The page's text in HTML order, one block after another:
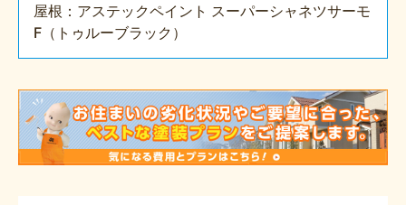
屋根：アステックペイント スーパーシャネツサーモ
F（トゥルーブラック）